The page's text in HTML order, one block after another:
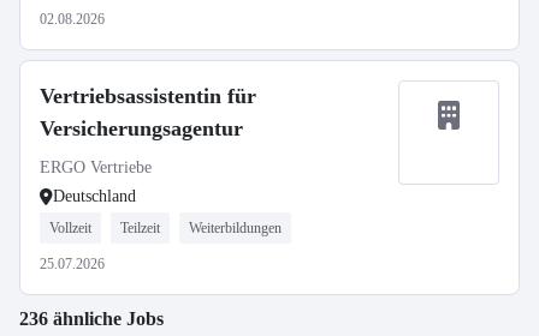
02.08.2026
Vertriebsassistentin für
Versicherungsagentur
ERGO Vertriebe
Deutschland
Vollzeit Teilzeit Weiterbildungen
25.07.2026
236 ähnliche Jobs